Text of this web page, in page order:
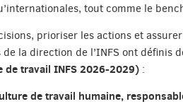
tout comme le
prioriser les actions et
la direction de l’INFS ont définis
de travail INFS 2026-2029) :
de travail humaine,